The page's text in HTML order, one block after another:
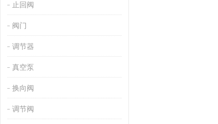
止回阀
阀门
调节器
真空泵
换向阀
调节阀